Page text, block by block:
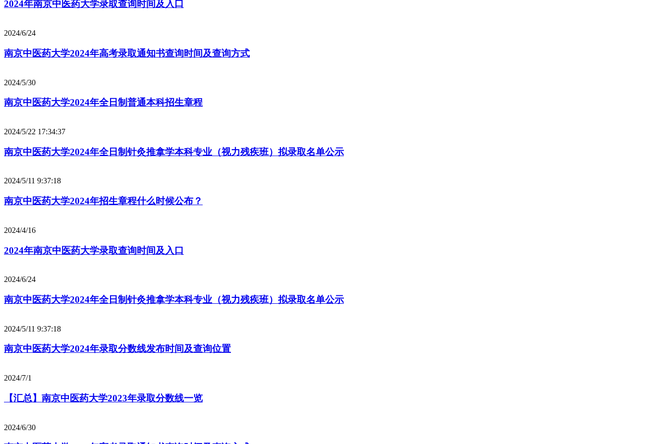
2024年南京中医药大学录取查询时间及入口
2024/6/24
南京中医药大学2024年高考录取通知书查询时间及查询方式
2024/5/30
南京中医药大学2024年全日制普通本科招生章程
2024/5/22 17:34:37
南京中医药大学2024年全日制针灸推拿学本科专业（视力残疾班）拟录取名单公示
2024/5/11 9:37:18
南京中医药大学2024年招生章程什么时候公布？
2024/4/16
2024年南京中医药大学录取查询时间及入口
2024/6/24
南京中医药大学2024年全日制针灸推拿学本科专业（视力残疾班）拟录取名单公示
2024/5/11 9:37:18
南京中医药大学2024年录取分数线发布时间及查询位置
2024/7/1
【汇总】南京中医药大学2023年录取分数线一览
2024/6/30